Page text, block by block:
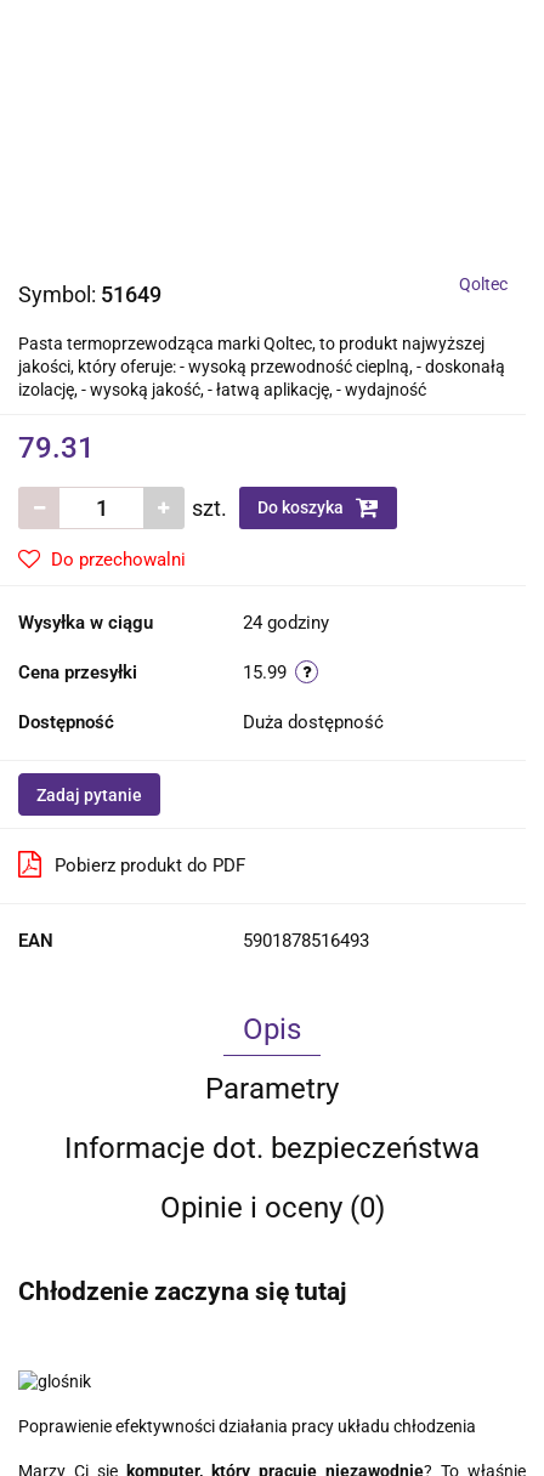
Symbol: 51649 Qoltec
Pasta termoprzewodząca marki Qoltec, to produkt najwyższej
jakości, który oferuje: - wysoką przewodność cieplną, - doskonałą
izolację, - wysoką jakość, - łatwą aplikację, - wydajność
79.31
szt. Do koszyka
Do przechowalni
Wysyłka w ciągu 24 godziny
Cena przesyłki 15.99
Dostępność Duża dostępność
Zadaj pytanie
Pobierz produkt do PDF
EAN 5901878516493
Opis
Parametry
Informacje dot. bezpieczeństwa
Opinie i oceny (0)
Chłodzenie zaczyna się tutaj
Poprawienie efektywności działania pracy układu chłodzenia
Marzy Ci się komputer, który pracuje niezawodnie? To właśnie